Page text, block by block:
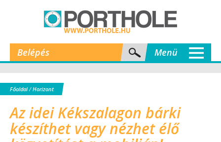
Belépés Menü
Főoldal/Horizont
Az idei Kékszalagon bárki
készíthet vagy nézhet élő